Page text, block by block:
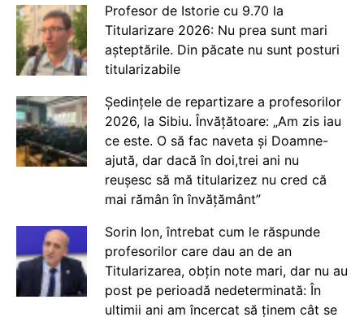
Profesor de Istorie cu 9.70 la
Titularizare 2026: Nu prea sunt mari
așteptările. Din păcate nu sunt posturi
titularizabile
Ședințele de repartizare a profesorilor
2026, la Sibiu. Învățătoare: „Am zis iau
ce este. O să fac naveta și Doamne-
ajută, dar dacă în doi,trei ani nu
reușesc să mă titularizez nu cred că
mai rămân în învățământ”
Sorin Ion, întrebat cum le răspunde
profesorilor care dau an de an
Titularizarea, obțin note mari, dar nu au
post pe perioadă nedeterminată: În
ultimii ani am încercat să ținem cât se